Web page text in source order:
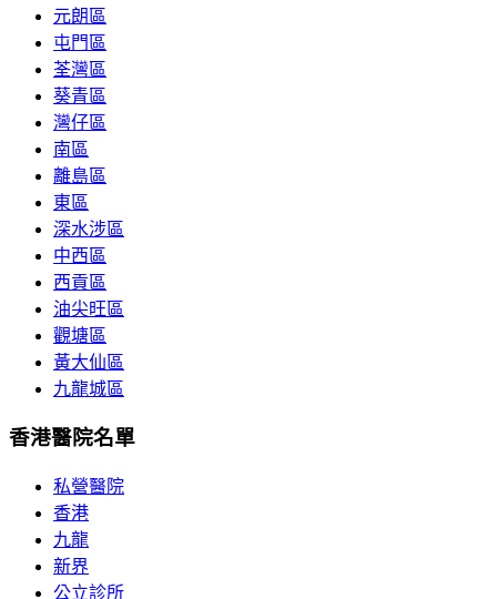
元朗區
屯門區
荃灣區
葵青區
灣仔區
南區
離島區
東區
深水涉區
中西區
西貢區
油尖旺區
觀塘區
黃大仙區
九龍城區
香港醫院名單
私營醫院
香港
九龍
新界
公立診所